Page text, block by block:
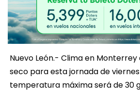
Nuevo León.- Clima en
seco para esta jornada de
temperatura máxima será de 30